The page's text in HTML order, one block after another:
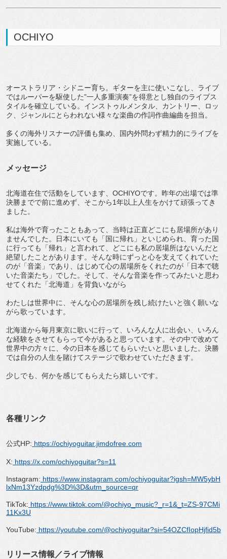
OCHIYO
オーストラリア・シドニー育ち。ギターを主に使いこなし、ライブ
ではルーパーを駆使した”一人多重演奏”を得意とし独自のライブス
タイルを確立している。インストゥルメンタル、カントリー、ロッ
ク、ジャンルにとらわれない様々な楽曲の作詞作曲編曲を担当。
多くの海外リスナーの評価も集め、国内外問わず精力的にライブを
実施している。
メッセージ
北海道在住で活動をしています、OCHIYOです。昨年の出場では準
決勝までで前に進めず、そこから1年以上人生をかけて頑張ってき
ました。
私は海外で育ったこともあって、当時は正直どこにも居場所があり
ませんでした。日本にいても「国に帰れ」といじめられ、育った国
に行っても「帰れ」と言われて、どこにも私の居場所はないんだと
絶望したことがあります。そんな時にずっと心を支えてくれていた
のが「音楽」であり、はじめて心の居場所をくれたのが「日本で聴
いた音楽たち」でした。そして、そんな音楽を作ってみたいと思わ
せてくれた「北海道」を背負いながら
わたしは世界中に、そんな心の居場所を残し続けたいと強く願いな
がら歌っています。
北海道から毎月東京に歌いに行って、いろんな人に出会い、いろん
な経験をさせてもらって今があると思っています。その中で改めて
世界中の方々に、今の日本を感じてもらいたいと思いました。決勝
では自分の人生を賭けてステージで歌わせていただきます。
少しでも、何かを感じてもらえたら嬉しいです。
各種リンク
公式HP: https://ochiyoguitar.jimdofree.com
X: https://x.com/ochiyoguitar?s=11
Instagram: https://www.instagram.com/ochiyoguitar?igsh=MW5ybH
lxNm13Yzdpdg%3D%3D&utm_source=qr
TikTok: https://www.tiktok.com/@ochiyo_music?_r=1&_t=ZS-97CMi
11Kx3U
YouTube: https://youtube.com/@ochiyoguitar?si=54OZCfIopHjfid5b
リリース情報／ライブ情報